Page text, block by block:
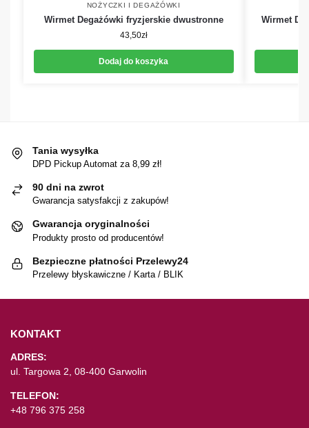
NOŻYCZKI I DEGAŻÓWKI
Wirmet Degażówki fryzjerskie dwustronne
43,50zł
Dodaj do koszyka
Wirmet
Tania wysyłka
DPD Pickup Automat za 8,99 zł!
90 dni na zwrot
Gwarancja satysfakcji z zakupów!
Gwarancja oryginalności
Produkty prosto od producentów!
Bezpieczne płatności Przelewy24
Przelewy błyskawiczne / Karta / BLIK
KONTAKT
ADRES:
ul. Targowa 2, 08-400 Garwolin
TELEFON:
+48 796 375 258